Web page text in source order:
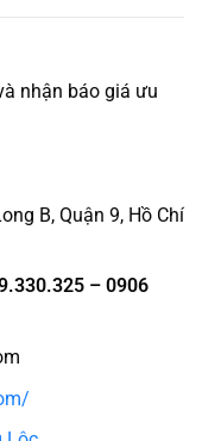
nhận báo giá ưu
B, Quận 9, Hồ Chí
– 0906